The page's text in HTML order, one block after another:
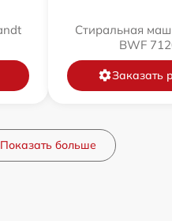
Стиральная
BWF
Заказать
Показать больше